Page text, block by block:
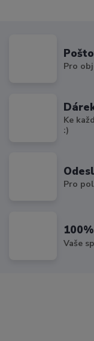
Pro
Ke
:)
Pro
Vaše